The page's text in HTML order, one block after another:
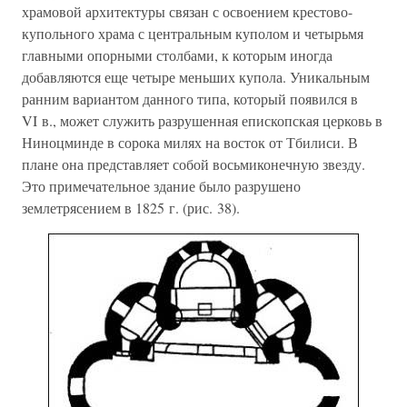
храмовой архитектуры связан с освоением крестово-
купольного храма с центральным куполом и четырьмя
главными опорными столбами, к которым иногда
добавляются еще четыре меньших купола. Уникальным
ранним вариантом данного типа, который появился в
VI в., может служить разрушенная епископская церковь в
Ниноцминде в сорока милях на восток от Тбилиси. В
плане она представляет собой восьмиконечную звезду.
Это примечательное здание было разрушено
землетрясением в 1825 г. (рис. 38).